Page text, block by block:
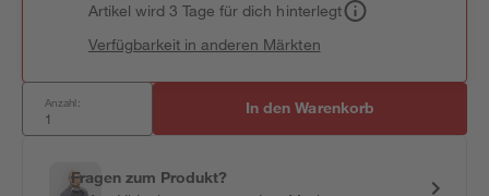
Artikel wird 3 Tage für dich hinterlegt
Verfügbarkeit in anderen Märkten
Anzahl: In den Warenkorb
Fragen zum Produkt?